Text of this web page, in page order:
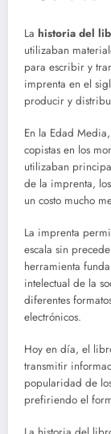
La historia del
utilizaban
para escribir y
imprenta en el
producir y
En la Edad
copistas en los
utilizaban
de la imprenta,
un costo mucho
La imprenta
escala sin
herramienta
intelectual de la
diferentes
electrónicos.
Hoy en día, el
transmitir
popularidad de
prefiriendo el